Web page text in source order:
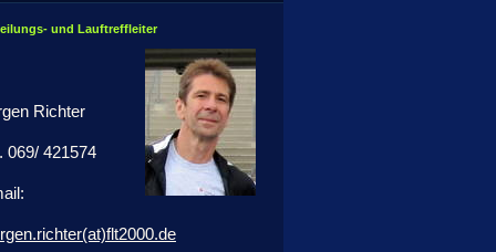
und Lauftreffleiter
Richter
069/ 421574